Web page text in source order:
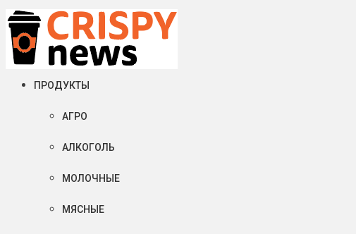
Пятница, 07 августа, 2026
Crispy News/Криспи Ньюс
События и тенденции рынка пищевой промышленности в России и мире
ПРОДУКТЫ
АГРО
АЛКОГОЛЬ
МОЛОЧНЫЕ
МЯСНЫЕ